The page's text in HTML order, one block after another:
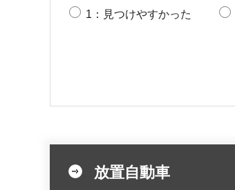
1：見つけやすかった
放置自動車